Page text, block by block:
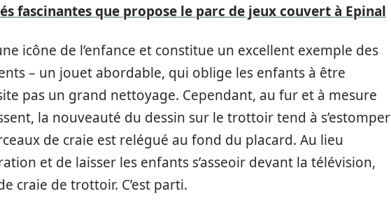
fascinantes que propose le parc de jeux couvert à Epinal
icône de l’enfance et constitue un excellent exemple des
– un jouet abordable, qui oblige les enfants à être
pas un grand nettoyage. Cependant, au fur et à mesure
la nouveauté du dessin sur le trottoir tend à s’estomper
de craie est relégué au fond du placard. Au lieu
et de laisser les enfants s’asseoir devant la télévision,
craie de trottoir. C’est parti.